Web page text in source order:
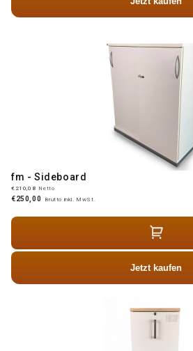
fm - Sideboard
€210,08 Netto
€250,00 Brutto inkl. MwSt.
Jetzt kaufen